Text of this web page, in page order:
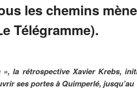
les chemins
Télégramme).
», la rétrospective Xavier Krebs,
ses portes à Quimperlé, jusqu’au